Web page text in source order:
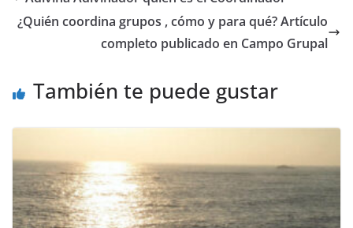
b
k
A
p
a
m
Li
n
¿Quién coordina grupos , cómo y para qué? Artículo
completo publicado en Campo Grupal
También te puede gustar